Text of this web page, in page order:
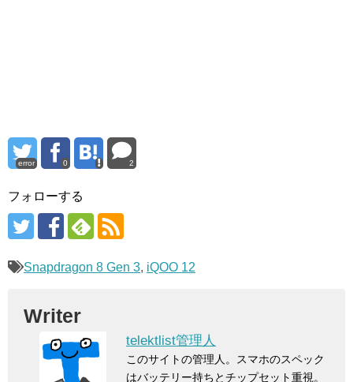
error 0 2
フォローする
Snapdragon 8 Gen 3, iQOO 12
Writer
telektlist管理人
このサイトの管理人。スマホのスペック
はバッテリー持ちとチップセット重視。